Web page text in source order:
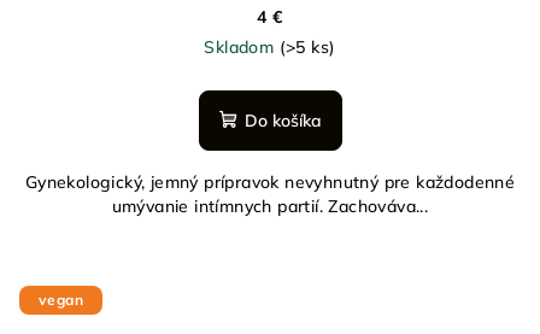
4 €
Skladom (>5 ks)
Do košíka
Gynekologický, jemný prípravok nevyhnutný pre každodenné
umývanie intímnych partií. Zachováva...
vegan